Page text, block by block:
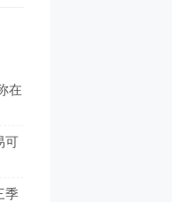
在
可
季